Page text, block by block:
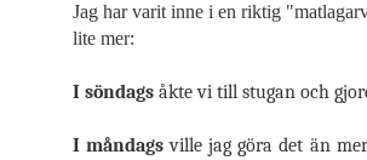
Jag har varit inne i en riktig
lite mer:
I söndags åkte vi till stugan och
I måndags ville jag göra det än